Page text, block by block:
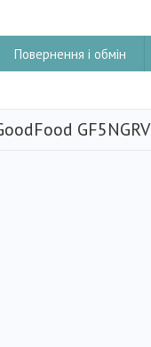
Повернення і обмін
GF5NGRV